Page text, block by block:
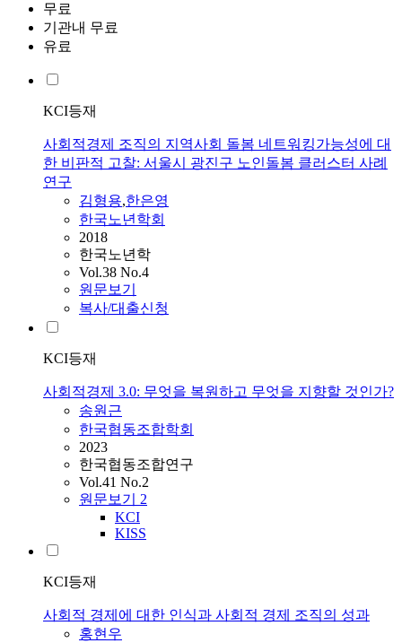
무료
기관내 무료
유료
KCI등재
사회적경제 조직의 지역사회 돌봄 네트워킹가능성에 대
한 비판적 고찰: 서울시 광진구 노인돌봄 클러스터 사례
연구
김형용,한은영
한국노년학회
2018
한국노년학
Vol.38 No.4
원문보기
복사/대출신청
KCI등재
사회적경제 3.0: 무엇을 복원하고 무엇을 지향할 것인가?
송원근
한국협동조합학회
2023
한국협동조합연구
Vol.41 No.2
원문보기 2
KCI
KISS
KCI등재
사회적 경제에 대한 인식과 사회적 경제 조직의 성과
홍현우